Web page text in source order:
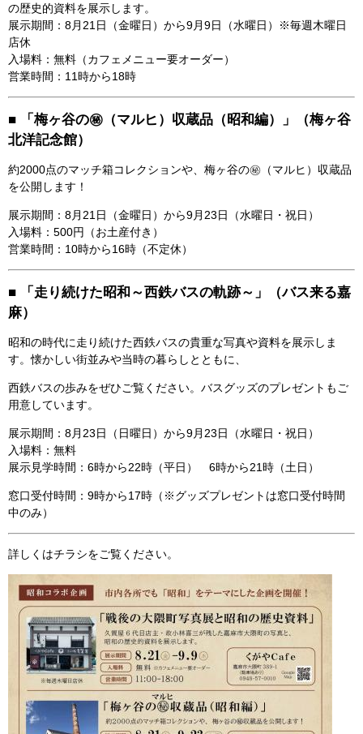
の歴史的資料を展示します。
展示期間：8月21日（金曜日）から9月9日（水曜日）※毎週木曜日
店休
入場料：無料（カフェメニュー要オーダー）
営業時間：11時から18時
■ 「梅ヶ谷の㊙（マルヒ）収蔵品（昭和編）」（梅ヶ谷
北洋記念館）
約2000点のマッチ箱コレクションや、梅ヶ谷の㊙（マルヒ）収蔵品
を公開します！
展示期間：8月21日（金曜日）から9月23日（水曜日・祝日）
入場料：500円（お土産付き）
営業時間：10時から16時（不定休）
■ 「走り続けた昭和～西鉄バスの軌跡～」（バス来る嘉
麻）
昭和の時代に走り続けた西鉄バスの貴重な写真や資料を展示しま
す。懐かしい街並みや当時の暮らしとともに、
西鉄バスの歩みをぜひご覧ください。バスグッズのプレゼントもご
用意しています。
展示期間：8月23日（日曜日）から9月23日（水曜日・祝日）
入場料：無料
展示見学時間：6時から22時（平日） 6時から21時（土日）
窓口受付時間：9時から17時（※グッズプレゼントは窓口受付時間
中のみ）
詳しくはチラシをご覧ください。